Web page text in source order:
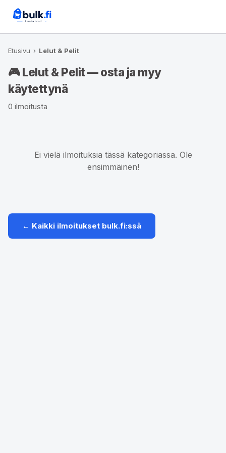
Etusivu › Lelut & Pelit
🎮 Lelut & Pelit — osta ja myy
käytettynä
0 ilmoitusta
Ei vielä ilmoituksia tässä kategoriassa. Ole
ensimmäinen!
← Kaikki ilmoitukset bulk.fi:ssä